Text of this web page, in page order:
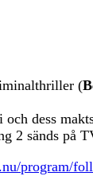
(
dess
2 sänds på
program/